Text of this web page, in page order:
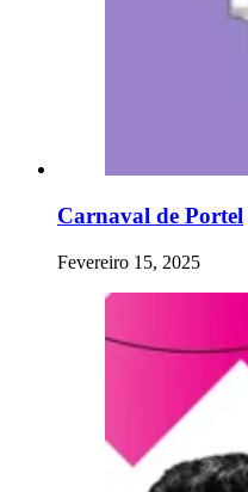
Carnaval de Portel
Fevereiro 15, 2025